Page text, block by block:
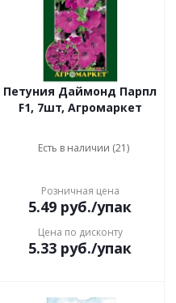
Петуния Даймонд Парпл
F1, 7шт, Агромаркет
Есть в наличии (21)
Розничная цена
5.49 руб./упак
Цена по дисконту
5.33 руб./упак